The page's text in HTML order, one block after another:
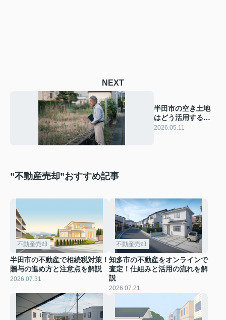
NEXT
半田市の空き土地
はどう活用する？
活用方法と相続後
2026.05.11
”不動産売却”おすすめ記事
不動産売却
半田市の不動産で相続税対策！
贈与の進め方と注意点を解説
2026.07.31
不動産売却
知多市の不動産をオンラインで
査定！仕組みと活用の流れを解
説
2026.07.21